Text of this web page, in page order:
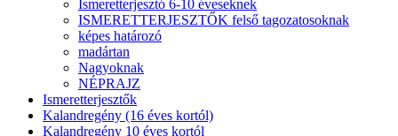
Ismeretterjesztó 6-10 éveseknek
ISMERETTERJESZTŐK felső tagozatosoknak
képes határozó
madártan
Nagyoknak
NÉPRAJZ
Ismeretterjesztők
Kalandregény (16 éves kortól)
Kalandregény 10 éves kortól